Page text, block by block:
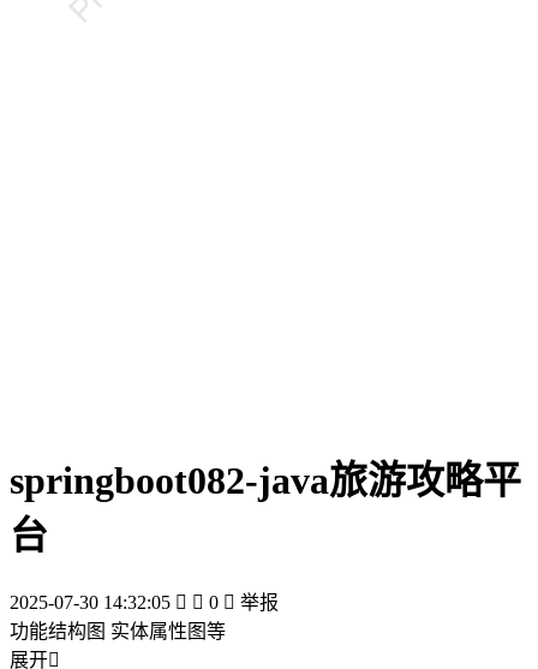
springboot082-java旅游攻略平
台
2025-07-30 14:32:05   0  举报
功能结构图 实体属性图等
展开